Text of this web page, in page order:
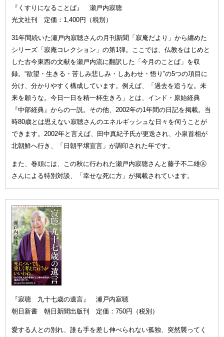
『くすりになることば』 瀬戸内寂聴
光文社刊 定価：1,400円（税別）
31年間続いた瀬戸内寂聴さんの月刊新聞「寂庵だより」から纏めた
シリーズ「寂庵コレクション」の第1弾。ここでは、仏教をはじめと
した古今東西の文献を瀬戸内流に翻訳した「今月のことば」を収
録。“欲望・生きる・苦しみ悲しみ・しあわせ・悟り”の5つの項目に
分け、分かりやすく構成しています。例えば、「過去を追うな。未
来を願うな。今日一日を精一杯生きろ」とは、インド・原始経典
『中部経典』からの一説。その他、2002年の1年間の日記を掲載。当
時80歳とは思えない寂聴さんのエネルギッシュな日々を伺うことが
できます。2002年と言えば、田中真紀子氏が更迭され、小泉首相が
北朝鮮へ行き、「日朝平壌宣言」が調印された年です。
また、巻頭には、この秋に行われた瀬戸内寂聴さんと藤子不二雄Ⓐ
さんによる特別対談、「幸せな死に方」が掲載されています。
『寂聴 九十七歳の遺言』 瀬戸内寂聴
朝日新書 朝日新聞出版刊 定価：750円（税別）
愛する人との別れ、誰も手を差し伸べられない孤独、突然襲ってく